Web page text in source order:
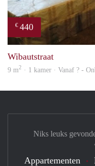
€ 440
Wibautstraat
9 m2 · 1 kamer · Vanaf ? -
Niks leuks
Appartementen